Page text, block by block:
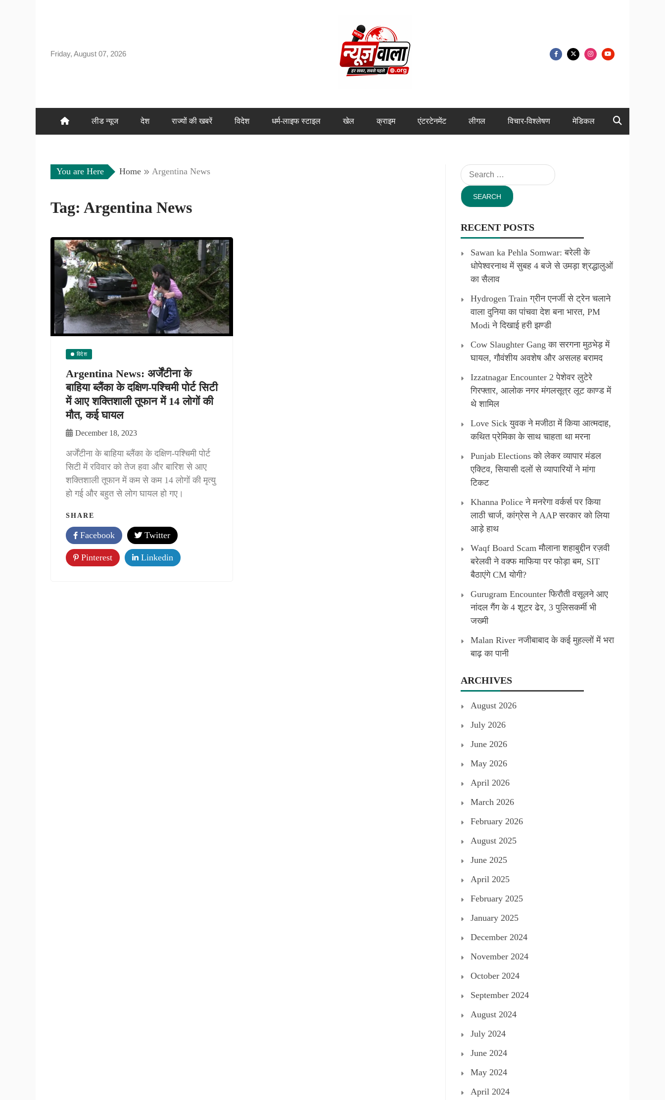
Friday, August 07, 2026
लीड न्यूज देश राज्यों की खबरें विदेश धर्म-लाइफ स्टाइल खेल क्राइम एंटरटेनमेंट लीगल विचार-विश्लेषण मेडिकल
You are Here Home Argentina News
Tag: Argentina News
विदेश
Argentina News: अर्जेंटीना के
बाहिया ब्‍लैंका के दक्षिण-पश्चिमी पोर्ट सिटी
में आए शक्तिशाली तूफान में 14 लोगों की
मौत, कई घायल
December 18, 2023
अर्जेंटीना के बाहिया ब्‍लैंका के दक्षिण-पश्चिमी पोर्ट
सिटी में रविवार को तेज हवा और बारिश से आए
शक्तिशाली तूफान में कम से कम 14 लोगों की मृत्यु
हो गई और बहुत से लोग घायल हो गए।
SHARE
Facebook Twitter
Pinterest Linkedin
Search
for:
RECENT POSTS
Sawan ka Pehla Somwar: बरेली के
धोपेश्वरनाथ में सुबह 4 बजे से उमड़ा श्रद्धालुओं
का सैलाव
Hydrogen Train ग्रीन एनर्जी से ट्रेन चलाने
वाला दुनिया का पांचवा देश बना भारत, PM
Modi ने दिखाई हरी झण्डी
Cow Slaughter Gang का सरगना मुठभेड़ में
घायल, गौवंशीय अवशेष और असलह बरामद
Izzatnagar Encounter 2 पेशेवर लुटेरे
गिरफ्तार, आलोक नगर मंगलसूत्र लूट काण्‍ड में
थे शामिल
Love Sick युवक ने मजीठा में किया आत्मदाह,
कथित प्रेमिका के साथ चाहता था मरना
Punjab Elections को लेकर व्यापार मंडल
एक्टिव, सियासी दलों से व्यापारियों ने मांगा
टिकट
Khanna Police ने मनरेगा वर्कर्स पर किया
लाठी चार्ज, कांग्रेस ने AAP सरकार को लिया
आड़े हाथ
Waqf Board Scam मौलाना शहाबुद्दीन रज़वी
बरेलवी ने वक्फ माफिया पर फोड़ा बम, SIT
बैठाएंगे CM योगी?
Gurugram Encounter फिरौती वसूलने आए
नांदल गैंग के 4 शूटर ढेर, 3 पुलिसकर्मी भी
जख्मी
Malan River नजीबाबाद के कई मुहल्लों में भरा
बाढ़ का पानी
ARCHIVES
August 2026
July 2026
June 2026
May 2026
April 2026
March 2026
February 2026
August 2025
June 2025
April 2025
February 2025
January 2025
December 2024
November 2024
October 2024
September 2024
August 2024
July 2024
June 2024
May 2024
April 2024